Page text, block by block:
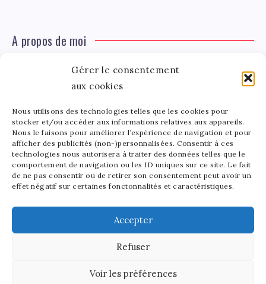
Gérer le consentement
aux cookies
Nous utilisons des technologies telles que les cookies pour
stocker et/ou accéder aux informations relatives aux appareils.
Nous le faisons pour améliorer l’expérience de navigation et pour
afficher des publicités (non-)personnalisées. Consentir à ces
technologies nous autorisera à traiter des données telles que le
comportement de navigation ou les ID uniques sur ce site. Le fait
de ne pas consentir ou de retirer son consentement peut avoir un
effet négatif sur certaines fonctonnalités et caractéristiques.
Accepter
Refuser
Voir les préférences
A propos de moi
Tinger
Léa Tinger
Fondatrice
Fondatrice de FortunedeStar.com, je fusionne ma
passion pour les cultures et l'économie des célébrités.
Entre la gestion de mon site et la poterie, je trouve le
bonheur dans l'équilibre de mes activités. Mère d'un
bout de chou de 5 ans, je partage avec lui l'amour de
l'art sous toutes ses formes.
Découvrez notre site en anglais: